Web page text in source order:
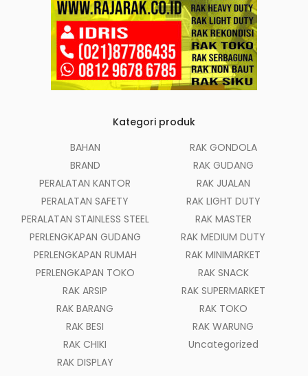
Kategori produk
BAHAN
BRAND
PERALATAN KANTOR
PERALATAN SAFETY
PERALATAN STAINLESS STEEL
PERLENGKAPAN GUDANG
PERLENGKAPAN RUMAH
PERLENGKAPAN TOKO
RAK ARSIP
RAK BARANG
RAK BESI
RAK CHIKI
RAK DISPLAY
RAK GONDOLA
RAK GUDANG
RAK JUALAN
RAK LIGHT DUTY
RAK MASTER
RAK MEDIUM DUTY
RAK MINIMARKET
RAK SNACK
RAK SUPERMARKET
RAK TOKO
RAK WARUNG
Uncategorized